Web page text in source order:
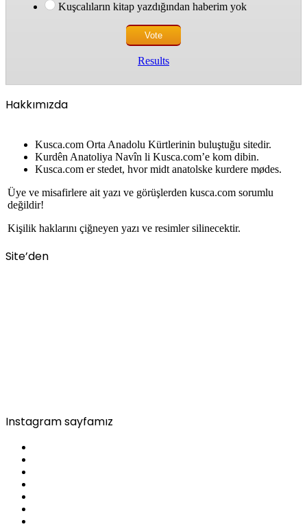
Kuşcalıların kitap yazdığından haberim yok
Results
Hakkımızda
Kusca.com Orta Anadolu Kürtlerinin buluştuğu sitedir.
Kurdên Anatoliya Navîn li Kusca.com’e kom dibin.
Kusca.com er stedet, hvor midt anatolske kurdere mødes.
Üye ve misafirlere ait yazı ve görüşlerden kusca.com sorumlu
değildir!
Kişilik haklarını çiğneyen yazı ve resimler silinecektir.
Site’den
Instagram sayfamız